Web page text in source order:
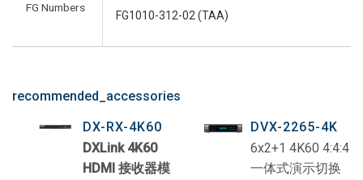
FG Numbers
FG1010-312-02 (TAA)
recommended_accessories
DX-RX-4K60
DXLink 4K60
HDMI 接收器模
DVX-2265-4K
6x2+1 4K60 4:4:4
一体式演示切换